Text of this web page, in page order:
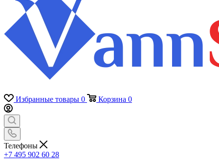
Избранные товары 0 Корзина 0
Телефоны
+7 495 902 60 28